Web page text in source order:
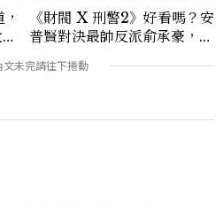
《財閥 X 刑警2》好看嗎？安
普賢對決最帥反派俞承豪，鄭
卡，用錢輾壓罪犯的陳利手回